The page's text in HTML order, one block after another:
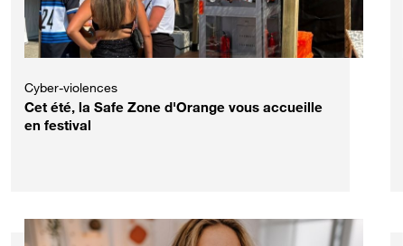
Cyber-violences
Cet été, la Safe Zone d'Orange vous accueille
en festival